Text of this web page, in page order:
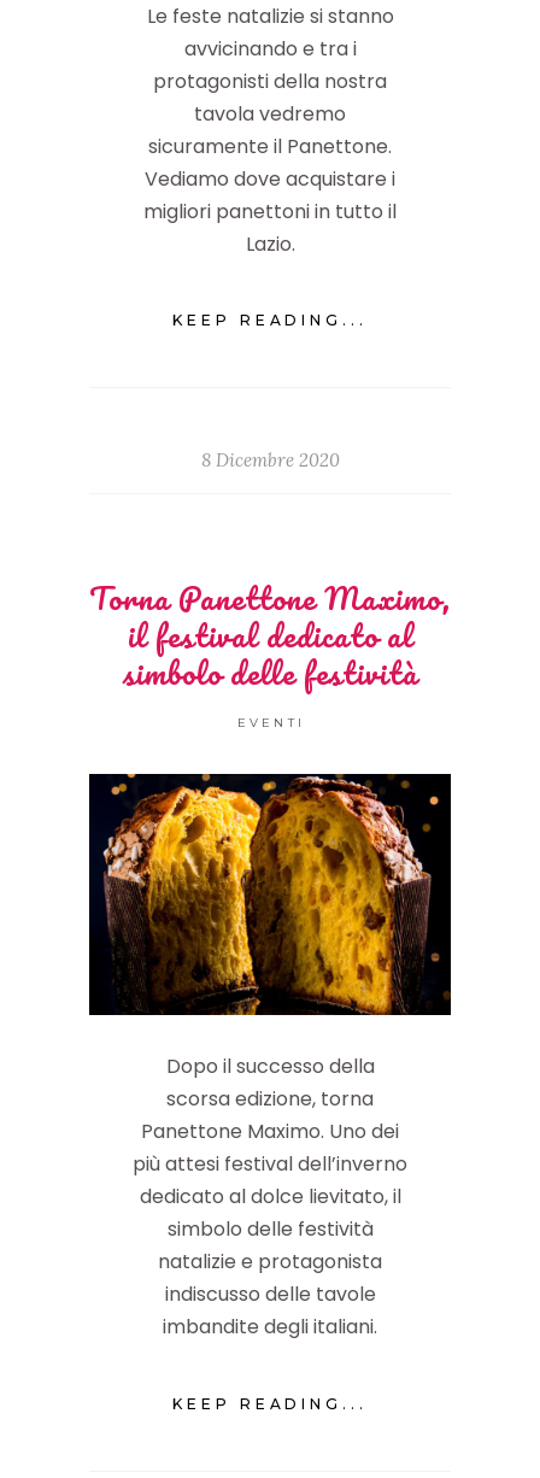
Le feste natalizie si stanno
avvicinando e tra i
protagonisti della nostra
tavola vedremo
sicuramente il Panettone.
Vediamo dove acquistare i
migliori panettoni in tutto il
Lazio.
KEEP READING...
8 Dicembre 2020
Torna Panettone Maximo,
il festival dedicato al
simbolo delle festività
EVENTI
Dopo il successo della
scorsa edizione, torna
Panettone Maximo. Uno dei
più attesi festival dell’inverno
dedicato al dolce lievitato, il
simbolo delle festività
natalizie e protagonista
indiscusso delle tavole
imbandite degli italiani.
KEEP READING...